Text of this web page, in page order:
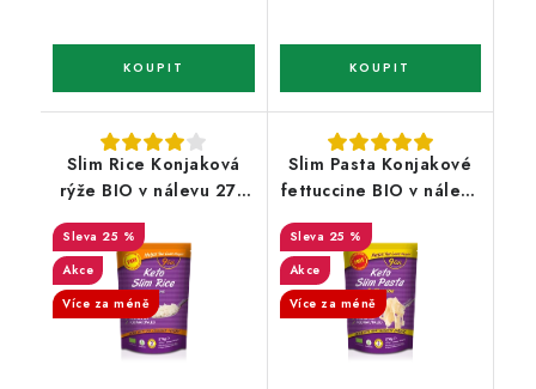
Slim Rice Konjaková
rýže BIO v nálevu 270
25 %
Akce
Více za méně
Slim Pasta Konjakové
fettuccine BIO v nálevu
25 %
Akce
Více za méně